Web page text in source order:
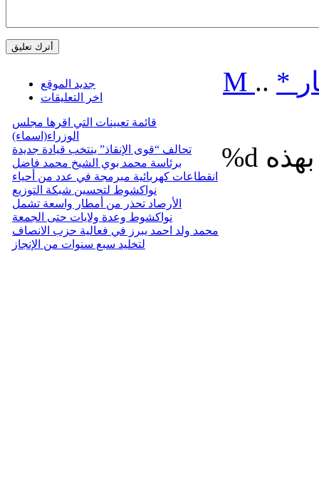
جديد الموقع
اخر التعليقات
قائمة تعيينات التي اقرها مجلس
الوزراء(اسماء)
تحالف “قوى الإنقاذ” ينتخب قيادة جديدة
برئاسة محمد بوي الشيخ محمد فاضل
انقطاعات كهربائية مبرمجة في عدد من أحياء
نواكشوط لتحسين شبكة التوزيع
الأرصاد تحذر من أمطار واسعة تشمل
نواكشوط وعدة ولايات حتى الجمعة
محمد ولد احمد يبرز في فعالية حزب الانصاف
لتخليد سبع سنوات من الإنجاز
M .. *
%d